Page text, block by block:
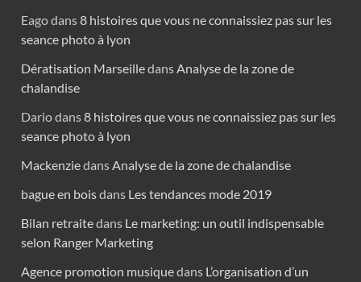
Eagodans8 histoires que vous ne connaissiez pas sur les
seance photo à lyon
Dératisation MarseilledansAnalyse de la zone de
chalandise
Dariodans8 histoires que vous ne connaissiez pas sur les
seance photo à lyon
MackenziedansAnalyse de la zone de chalandise
bague en boisdans Les tendances mode 2019
Bilan retraitedans Le marketing: un outil indispensable
selon Ranger Marketing
Agence promotion musiquedans L’organisation d’un